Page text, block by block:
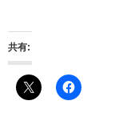
共有: